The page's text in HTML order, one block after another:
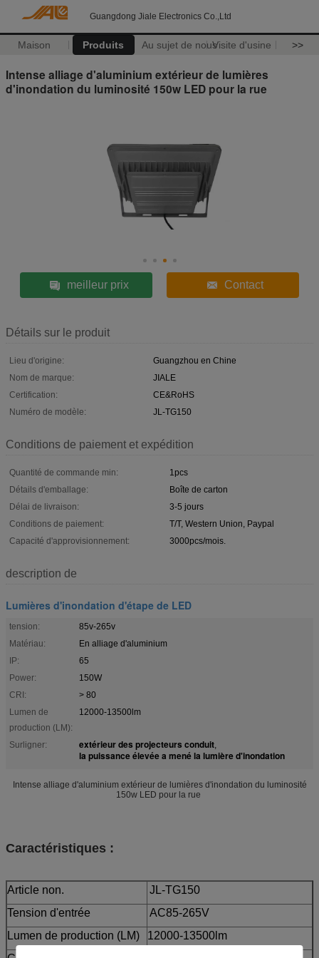
Guangdong Jiale Electronics Co.,Ltd
Maison Produits Au sujet de nousVisite d'usine >>
Intense alliage d'aluminium extérieur de lumières
d'inondation du luminosité 150w LED pour la rue
meilleur prix Contact
Détails sur le produit
Lieu d'origine:
Guangzhou en Chine
Nom de marque:
JIALE
Certification:
CE&RoHS
Numéro de modèle:
JL-TG150
Conditions de paiement et expédition
Quantité de commande min:
1pcs
Détails d'emballage:
Boîte de carton
Délai de livraison:
3-5 jours
Conditions de paiement:
T/T, Western Union, Paypal
Capacité d'approvisionnement:
3000pcs/mois.
description de
Lumières d'inondation d'étape de LED
tension:
85v-265v
Matériau:
En alliage d'aluminium
IP:
65
Power:
150W
CRI:
> 80
Lumen de
production (LM):
12000-13500lm
Surligner: extérieur des projecteurs conduit,
la puissance élevée a mené la lumière d'inondation
Intense alliage d'aluminium extérieur de lumières d'inondation du luminosité
150w LED pour la rue
Caractéristiques :
Article non.
JL-TG150
Tension d'entrée
AC85-265V
Lumen de production (LM)
12000-13500lm